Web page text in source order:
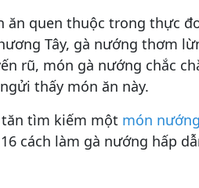
ăn quen thuộc trong thực
Tây, gà nướng thơm
rũ, món gà nướng chắc
thấy món ăn này.
tìm kiếm một món nướng
cách làm gà nướng hấp